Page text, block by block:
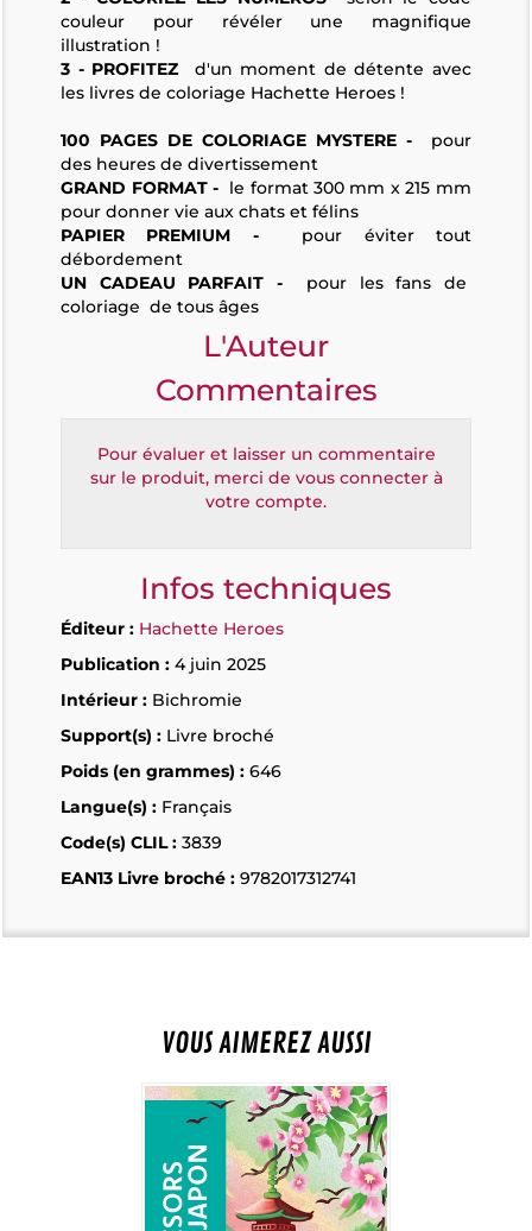
couleur pour révéler une magnifique
illustration !
3 - PROFITEZd'un moment de détente avec
les livres de coloriage Hachette Heroes !
100 PAGES DE COLORIAGE MYSTERE -pour
des heures de divertissement
GRAND FORMAT - le format 300 mm x 215 mm
pour donner vie aux chats et félins
PAPIER PREMIUM -pour éviter tout
débordement
UN CADEAU PARFAIT -pour les fans de
coloriage de tous âges
L'Auteur
Commentaires
Pour évaluer et laisser un commentaire
sur le produit, merci de vous connecter à
votre compte.
Infos techniques
Éditeur : Hachette Heroes
Publication : 4 juin 2025
Intérieur : Bichromie
Support(s) : Livre broché
Poids (en grammes) : 646
Langue(s) : Français
Code(s) CLIL : 3839
EAN13 Livre broché : 9782017312741
VOUS AIMEREZ AUSSI